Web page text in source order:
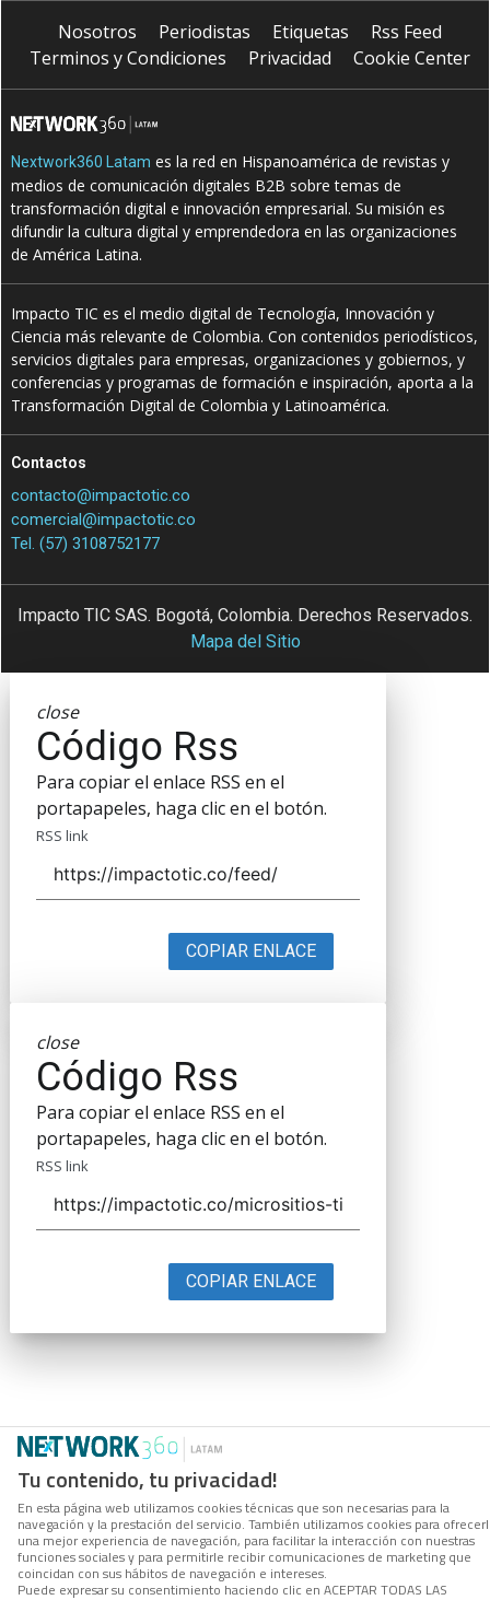
Tu contenido, tu privacidad!
En esta página web utilizamos cookies técnicas que son necesarias para la
navegación y la prestación del servicio. También utilizamos cookies para
una mejor experiencia de navegación, para facilitar la interacción con nuestras
funciones sociales y para permitirle recibir comunicaciones de marketing que
coincidan con sus hábitos de navegación e intereses.
Puede expresar su consentimiento haciendo clic en ACEPTAR TODAS LAS
Nosotros Periodistas Etiquetas
Rss Feed
Terminos y Condiciones
Privacidad Cookie Center
Nextwork360 Latam es la red en Hispanoamérica de revistas y
medios de comunicación digitales B2B sobre temas de
transformación digital e innovación empresarial. Su misión es
difundir la cultura digital y emprendedora en las organizaciones
de América Latina.
Impacto TIC es el medio digital de Tecnología, Innovación y
Ciencia más relevante de Colombia. Con contenidos periodísticos,
servicios digitales para empresas, organizaciones y gobiernos, y
conferencias y programas de formación e inspiración, aporta a la
Transformación Digital de Colombia y Latinoamérica.
Contactos
contacto@impactotic.co
comercial@impactotic.co
Tel. (57) 3108752177
Impacto TIC SAS. Bogotá, Colombia. Derechos Reservados.
Mapa del Sitio
close
Código Rss
Para copiar el enlace RSS en el
portapapeles, haga clic en el botón.
RSS link
COPIAR ENLACE
close
Código Rss
Para copiar el enlace RSS en el
portapapeles, haga clic en el botón.
RSS link
COPIAR ENLACE